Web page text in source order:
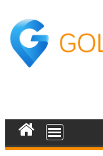
content